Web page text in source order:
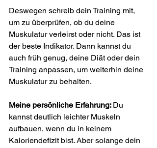
Deswegen schreib dein Training mit,
um zu überprüfen, ob du deine
Muskulatur verleirst oder nicht. Das ist
der beste Indikator. Dann kannst du
auch früh genug, deine Diät oder dein
Training anpassen, um weiterhin deine
Muskulatur zu behalten.
Meine persönliche Erfahrung: Du
kannst deutlich leichter Muskeln
aufbauen, wenn du in keinem
Kaloriendefizit bist. Aber solange dein